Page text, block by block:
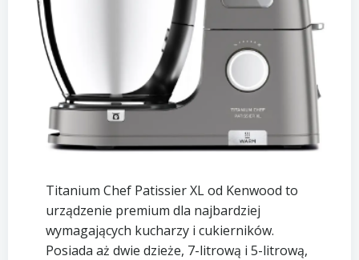
Titanium Chef Patissier XL od Kenwood to
urządzenie premium dla najbardziej
wymagających kucharzy i cukierników.
Posiada aż dwie dzieże, 7-litrową i 5-litrową,